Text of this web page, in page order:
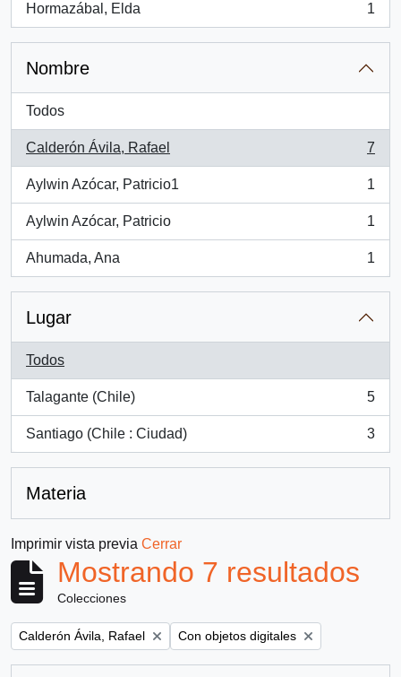
Hormazábal, Elda
, 1 resultados
1
Nombre
Todos
Calderón Ávila, Rafael
, 7 resultados
7
Aylwin Azócar, Patricio1
, 1 resultados
1
Aylwin Azócar, Patricio
, 1 resultados
1
Ahumada, Ana
, 1 resultados
1
Lugar
Todos
Talagante (Chile)
, 5 resultados
5
Santiago (Chile : Ciudad)
, 3 resultados
3
Materia
Imprimir vista previa Cerrar
Mostrando 7 resultados
Colecciones
Remove filter:
Calderón Ávila, Rafael Remove filter:
Con objetos digitales